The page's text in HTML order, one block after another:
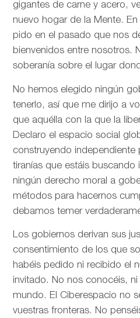
gigantes de carne y acero,
nuevo hogar de la Mente.
pido en el pasado que nos
bienvenidos entre nosotros.
soberanía sobre el lugar
No hemos elegido ningún
tenerlo, así que me dirijo a
que aquélla con la que la
Declaro el espacio social
construyendo independiente
tiranías que estáis buscando
ningún derecho moral a
métodos para hacernos
debamos temer
Los gobiernos derivan sus
consentimiento de los que
habéis pedido ni recibido el
invitado. No nos conocéis,
mundo. El Ciberespacio no
vuestras fronteras. No